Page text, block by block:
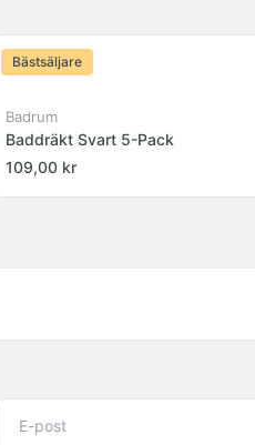
Bästsäljare
Badrum
Baddräkt Svart 5-Pack
109,00 kr